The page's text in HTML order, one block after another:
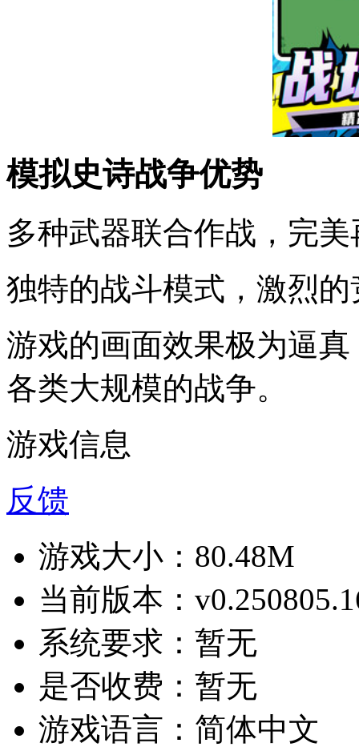
模拟史诗战争优势
多种武器联合作战，完
独特的战斗模式，激烈
游戏的画面效果极为逼
各类大规模的战争。
游戏信息
反馈
游戏大小： 80.48M
当前版本：
系统要求： 暂无
是否收费： 暂无
游戏语言： 简体中文